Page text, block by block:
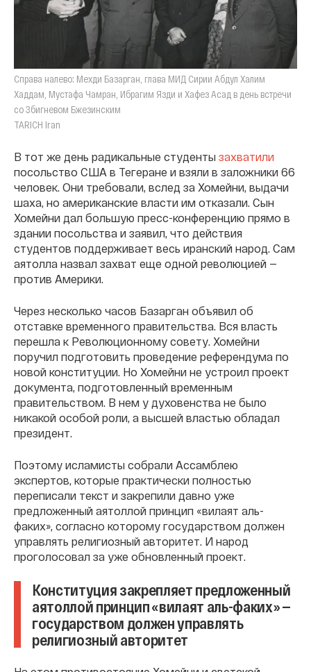
Справа налево: Мехди Базарган, глава МИД Сирии Абдул Халим
Хаддам, Мустафа Чамран, Ибрагим Язди и Хафез Асад в день встречи
со Збигневом Бжезинским
TARICH Iran
В тот же день радикальные студенты захватили
посольство США в Тегеране и взяли в заложники 66
человек. Они требовали, вслед за Хомейни, выдачи
шаха, но американские власти им отказали. Сын
Хомейни дал большую пресс-конференцию прямо в
здании посольства и заявил, что действия
студентов поддерживает весь иранский народ. Сам
аятолла назвал захват еще одной революцией —
против Америки.
Через несколько часов Базарган объявил об
отставке временного правительства. Вся власть
перешла к Революционному совету. Хомейни
поручил подготовить проведение референдума по
новой конституции. Но Хомейни не устроил проект
документа, подготовленный временным
правительством. В нем у духовенства не было
никакой особой роли, а высшей властью обладал
президент.
Поэтому исламисты собрали Ассамблею
экспертов, которые практически полностью
переписали текст и закрепили давно уже
предложенный аятоллой принцип «вилаят аль-
факих», согласно которому государством должен
управлять религиозный авторитет. И народ
проголосовал за уже обновленный проект.
Конституция закрепляет предложенный
аятоллой принцип «вилаят аль-факих» —
государством должен управлять
религиозный авторитет